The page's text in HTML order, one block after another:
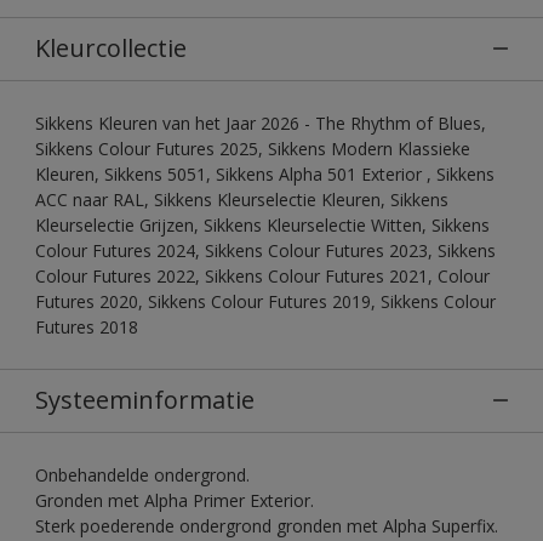
Kleurcollectie
Sikkens Kleuren van het Jaar 2026 - The Rhythm of Blues,
Sikkens Colour Futures 2025, Sikkens Modern Klassieke
Kleuren, Sikkens 5051, Sikkens Alpha 501 Exterior , Sikkens
ACC naar RAL, Sikkens Kleurselectie Kleuren, Sikkens
Kleurselectie Grijzen, Sikkens Kleurselectie Witten, Sikkens
Colour Futures 2024, Sikkens Colour Futures 2023, Sikkens
Colour Futures 2022, Sikkens Colour Futures 2021, Colour
Futures 2020, Sikkens Colour Futures 2019, Sikkens Colour
Futures 2018
Systeeminformatie
Onbehandelde ondergrond.
Gronden met Alpha Primer Exterior.
Sterk poederende ondergrond gronden met Alpha Superfix.